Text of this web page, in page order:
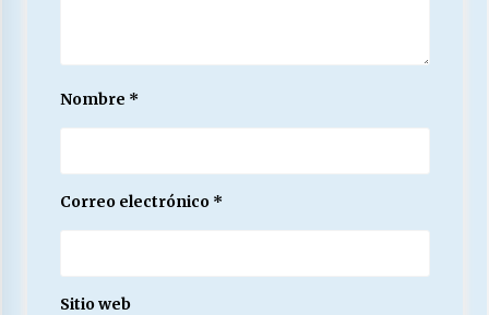
Nombre *
Correo electrónico *
Sitio web